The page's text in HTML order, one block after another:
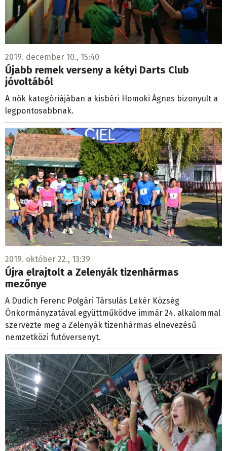
2019. december 10., 15:40
Újabb remek verseny a kétyi Darts Club
jóvoltából
A nők kategóriájában a kisbéri Homoki Ágnes bizonyult a
legpontosabbnak.
2019. október 22., 13:39
Újra elrajtolt a Zelenyák tizenhármas
mezőnye
A Dudich Ferenc Polgári Társulás Lekér Község
Önkormányzatával együttműködve immár 24. alkalommal
szervezte meg a Zelenyák tizenhármas elnevezésű
nemzetközi futóversenyt.